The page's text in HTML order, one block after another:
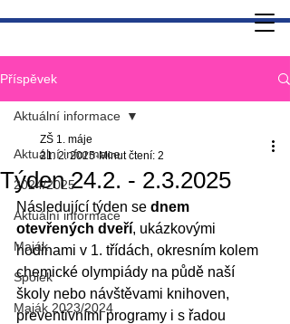
Příspěvek
Aktuální informace
2024/2025
Aktuální informace
Maják
Spolek
Maják 2023/2024
Aktuální informace
Týden 24.2. - 2.3.2025
ZŠ 1. máje
21. 2. 2025 Minut čtení: 2
Následující týden se dnem
otevřených dveří, ukázkovými
hodinami v 1. třídách, okresním kolem
chemické olympiády na půdě naší
školy nebo návštěvami knihoven,
preventivními programy i s řadou